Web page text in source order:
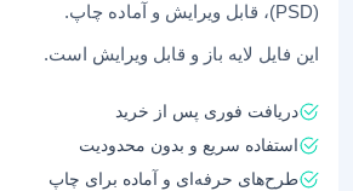
(PSD)، قابل ویرایش و آماده چاپ.
این فایل لایه باز و قابل ویرایش است.
دریافت فوری پس از خرید
استفاده سریع و بدون محدودیت
طرح‌های حرفه‌ای و آماده برای چاپ